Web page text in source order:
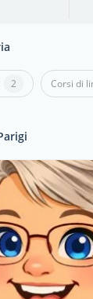
2 Corsi di